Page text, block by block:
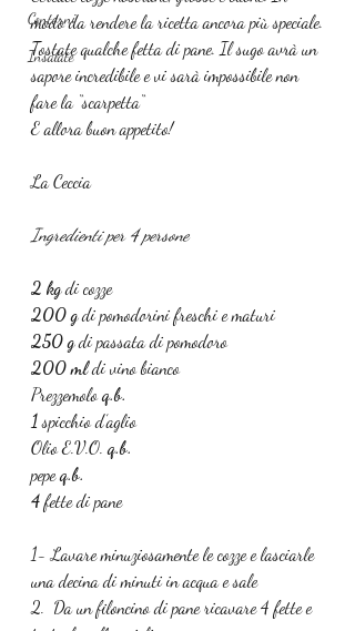
Contorni
Insalate
modo da rendere la ricetta ancora più speciale.
Tostate qualche fetta di pane. Il sugo avrà un
sapore incredibile e vi sarà impossibile non
fare la “scarpetta“
E allora buon appetito!
La Ceccia
Ingredienti per 4 persone
2 kg di cozze
200 g di pomodorini freschi e maturi
250 g di passata di pomodoro
200 ml di vino bianco
Prezzemolo q.b.
1 spicchio d’aglio
Olio E.V.O. q.b.
pepe q.b.
4 fette di pane
1- Lavare minuziosamente le cozze e lasciarle
una decina di minuti in acqua e sale
2.  Da un filoncino di pane ricavare 4 fette e